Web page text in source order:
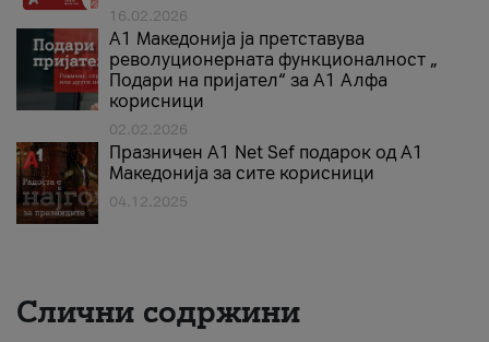
16.02.2026
А1 Македонија ја претставува
револуционерната функционалност „
Подари на пријател“ за А1 Алфа
корисници
02.02.2026
Празничен A1 Net Sеf подарок од А1
Македонија за сите корисници
04.12.2025
Слични содржини